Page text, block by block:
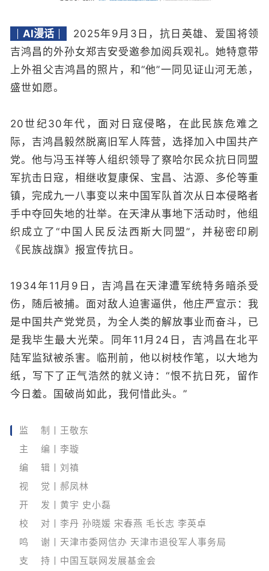
AI漫话
2025年9月3日，抗日英雄、爱国将领
吉鸿昌的外孙女郑吉安受邀参加阅兵观礼。她特意带
上外祖父吉鸿昌的照片，和“他”一同见证山河无恙，
盛世如愿。
20世纪30年代，面对日寇侵略，在此民族危难之
际，吉鸿昌毅然脱离旧军人阵营，选择加入中国共产
党。他与冯玉祥等人组织领导了察哈尔民众抗日同盟
军抗击日寇，相继收复康保、宝昌、沽源、多伦等重
镇，完成九一八事变以来中国军队首次从日本侵略者
手中夺回失地的壮举。在天津从事地下活动时，他组
织成立了“中国人民反法西斯大同盟”，并秘密印刷
《民族战旗》报宣传抗日。
1934年11月9日，吉鸿昌在天津遭军统特务暗杀受
伤，随后被捕。面对敌人迫害逼供，他庄严宣示：我
是中国共产党党员，为全人类的解放事业而奋斗，已
是我毕生最大光荣。同年11月24日，吉鸿昌在北平
陆军监狱被杀害。临刑前，他以树枝作笔，以大地为
纸，写下了正气浩然的就义诗：“恨不抗日死，留作
今日羞。国破尚如此，我何惜此头。”
监 制丨王敬东
主 编丨李璇
编 辑丨刘禛
视 觉丨郝凤林
开 发丨黄宇 史小磊
校 对丨李丹 孙晓媛 宋春燕 毛长志 李英卓
鸣 谢丨天津市委网信办 天津市退役军人事务局
支 持丨中国互联网发展基金会